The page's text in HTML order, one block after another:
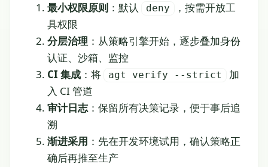
最小权限原则 ：默认 deny
，按需开放工
具权限
分层治理 ：从策略引擎开始，逐步叠加身份
认证、沙箱、监控
CI 集成 ：将 agt verify --strict
加
入 CI 管道
审计日志：保留所有决策记录，便于事后追
溯
渐进采用 ：先在开发环境试用，确认策略正
确后再推至生产